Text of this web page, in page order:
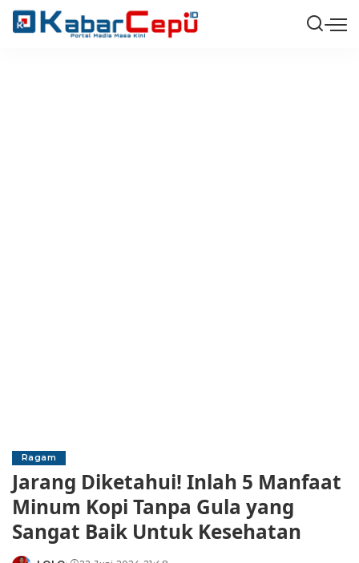
Ragam
Jarang Diketahui! Inlah 5 Manfaat
Minum Kopi Tanpa Gula yang
Sangat Baik Untuk Kesehatan